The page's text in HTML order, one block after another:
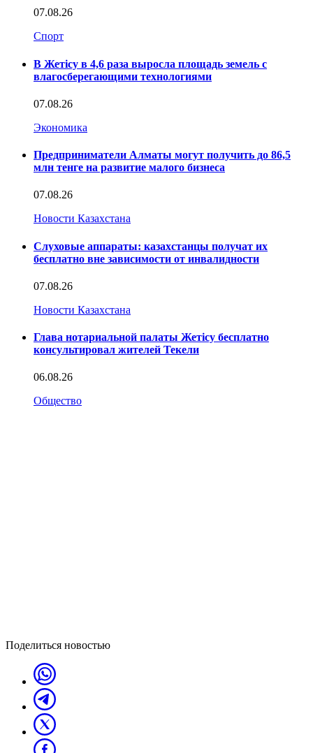
07.08.26
Спорт
В Жетісу в 4,6 раза выросла площадь земель с
влагосберегающими технологиями
07.08.26
Экономика
Предприниматели Алматы могут получить до 86,5
млн тенге на развитие малого бизнеса
07.08.26
Новости Казахстана
Слуховые аппараты: казахстанцы получат их
бесплатно вне зависимости от инвалидности
07.08.26
Новости Казахстана
Глава нотариальной палаты Жетісу бесплатно
консультировал жителей Текели
06.08.26
Общество
Поделиться новостью